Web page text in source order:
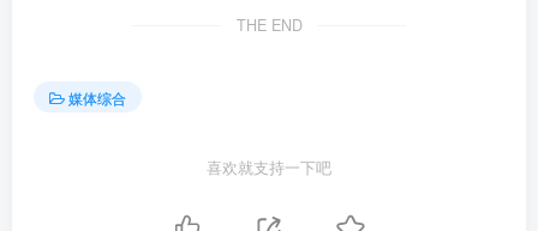
THE END
媒体综合
喜欢就支持一下吧